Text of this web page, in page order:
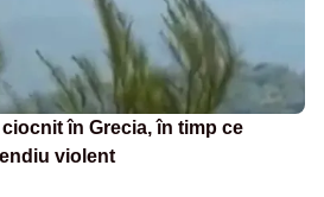
în Grecia, în timp ce
violent